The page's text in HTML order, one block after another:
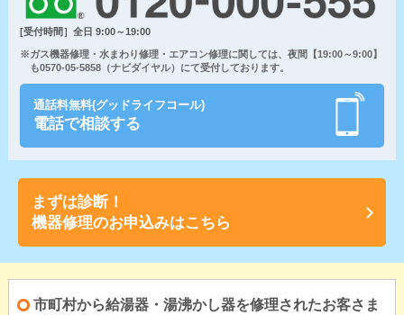
[受付時間］全日 9:00～19:00
※ガス機器修理・水まわり修理・エアコン修理に関しては、夜間【19:00～9:00】
も0570-05-5858（ナビダイヤル）にて受付しております。
通話料無料(グッドライフコール)
電話で相談する
まずは診断！
機器修理のお申込みはこちら
市町村から給湯器・湯沸かし器を修理されたお客さま